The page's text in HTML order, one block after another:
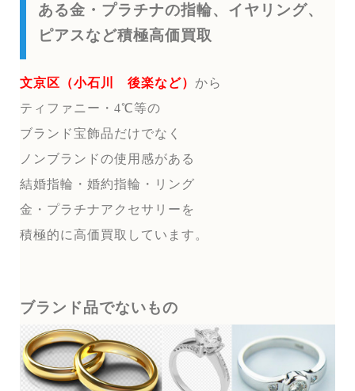
ある金・プラチナの指輪、イヤリング、
ピアスなど積極高価買取
文京区（小石川 後楽など） から
ティファニー・4℃等の
ブランド宝飾品だけでなく
ノンブランドの使用感がある
結婚指輪・婚約指輪・リング
金・プラチナアクセサリーを
積極的に高価買取しています。
ブランド品でないもの